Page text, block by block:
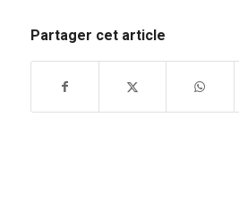
Partager cet article